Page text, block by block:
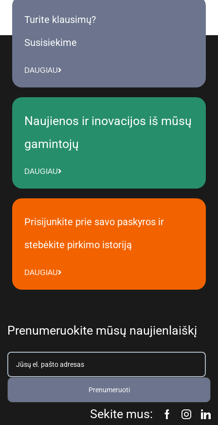
Turite klausimų?
Susisiekime
DAUGIAU
Naujienos ir inovacijos iš mūsų
gamintojų
DAUGIAU
Prisijunkite prie savo paskyros ir
stebėkite pirkimo istoriją
DAUGIAU
Prenumeruokite mūsų naujienlaiškį
Prenumeruoti
Sekite mus: